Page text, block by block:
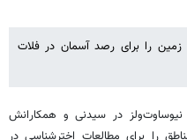
را برای رصد آسمان در فلات
نیوساوت‌ولز در سیدنی و همکارانش
را برای مطالعات اخترشناسی در